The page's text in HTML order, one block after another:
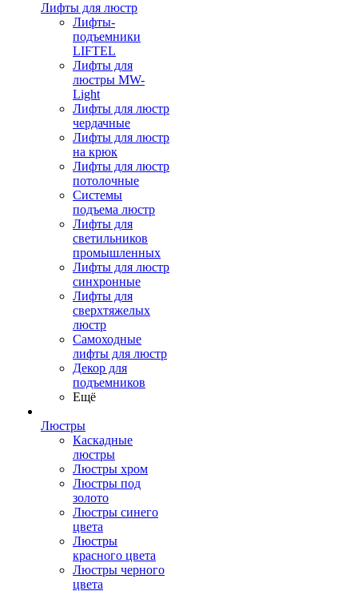
Лифты для люстр
Лифты-
подъемники
LIFTEL
Лифты для
люстры MW-
Light
Лифты для люстр
чердачные
Лифты для люстр
на крюк
Лифты для люстр
потолочные
Системы
подъема люстр
Лифты для
светильников
промышленных
Лифты для люстр
синхронные
Лифты для
сверхтяжелых
люстр
Самоходные
лифты для люстр
Декор для
подъемников
Ещё
Люстры
Каскадные
люстры
Люстры хром
Люстры под
золото
Люстры синего
цвета
Люстры
красного цвета
Люстры черного
цвета